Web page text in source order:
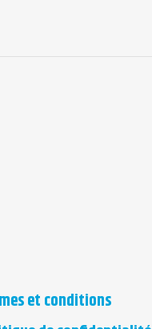
et conditions